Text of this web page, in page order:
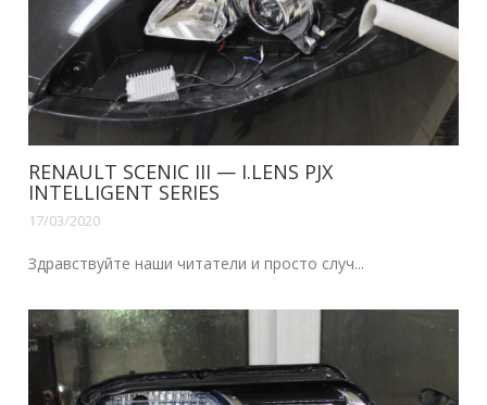
RENAULT SCENIC III — I.LENS PJX
INTELLIGENT SERIES
17/03/2020
Здравствуйте наши читатели и просто случ...